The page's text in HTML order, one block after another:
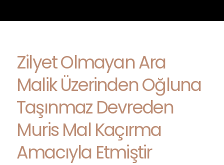
Zilyet Olmayan Ara
Malik Üzerinden Oğluna
Taşınmaz Devreden
Muris Mal Kaçırma
Amacıyla Etmiştir